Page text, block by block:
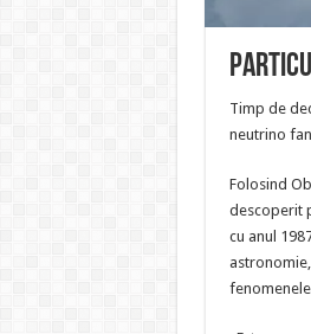
Timp de
neutrino
Folosind
descoperit
cu anul